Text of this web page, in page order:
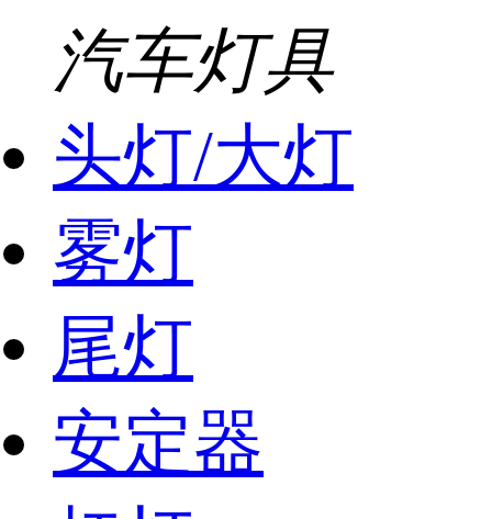
汽车灯具
头灯/大灯
雾灯
尾灯
安定器